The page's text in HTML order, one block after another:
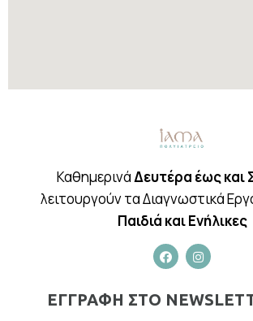
ΚαθημερινάΔευτέρα έως και
λειτουργούν τα Διαγνωστικά
Παιδιά και Ενήλικες
ΕΓΓΡΑΦΗ ΣΤΟ